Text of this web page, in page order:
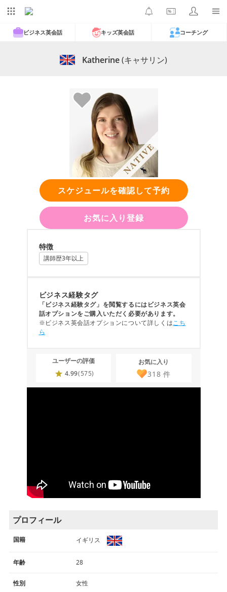
ビジネス英会話 キッズ英会話 コーチング
Katherine(キャサリン)
スケジュールを確認して予約
お気に入り登録
特徴
講師歴3年以上
ビジネス経験タグ
「ビジネス経験タグ」を閲覧するにはビジネス英会
話オプションをご購入いただく必要があります。
※ビジネス英会話オプションについて詳しくはこち
ら
ユーザーの評価
4.99(575)
お気に入り
318 件
プロフィール
国籍 イギリス
年齢 28
性別 女性